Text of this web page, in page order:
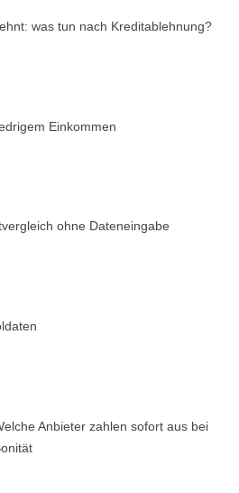
was tun nach Kreditablehnung?
Einkommen
ohne Dateneingabe
Anbieter zahlen sofort aus bei